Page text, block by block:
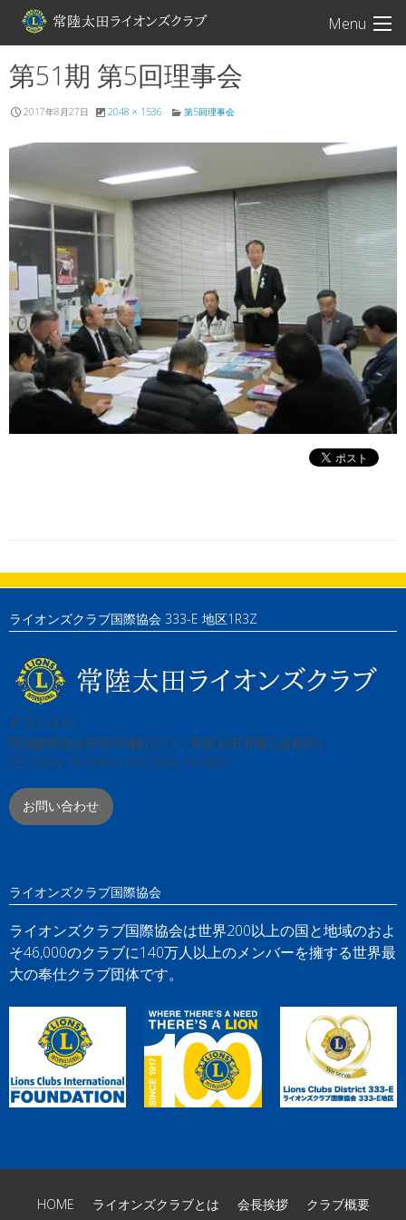
Menu
常陸太田ライオン
第51期 第5回理事会
2017年8月27日 2048 × 1536 第5回理事会
ライオンズクラブ国際協会 333-E 地区1R3Z
〒313-0061
茨城県常陸太田市中城町3210（常陸太田市商工会館内）
TEL:0294-73-0769 / FAX:0294-73-0831
お問い合わせ
ライオンズクラブ国際協会
ライオンズクラブ国際協会は世界200以上の国と地域のおよ
そ46,000のクラブに140万人以上のメンバーを擁する世界最
大の奉仕クラブ団体です。
HOME ライオンズクラブとは 会長挨拶 クラブ概要